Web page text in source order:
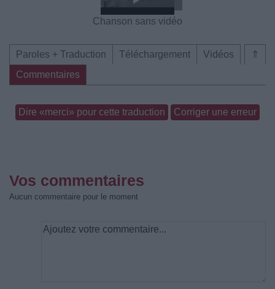
Chanson sans vidéo
⇑
Paroles + Traduction Téléchargement
Vidéos
Commentaires
Dire «merci» pour cette traduction Corriger une erreur
Vos commentaires
Aucun commentaire pour le moment